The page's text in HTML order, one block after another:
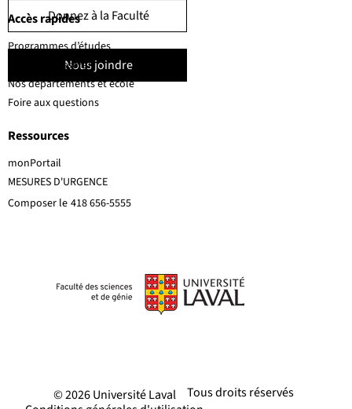
Donnez à la Faculté
Nous joindre
MESURES D'URGENCE
Composer le 418 656-5555
Accès rapides
Ressources
Programmes d’études
Corps professoral
Nos départements et école
Foire aux questions
monPortail
Tous droits réservés
© 2026 Université Laval